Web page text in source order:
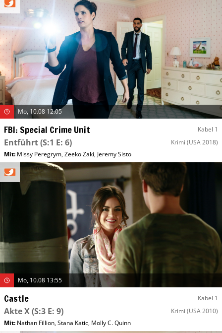
Mo, 10.08 12:05
FBI: Special Crime Unit Kabel 1
Entführt(S:1 E: 6) Krimi (USA 2018)
Mit: Missy Peregrym,Zeeko Zaki, Jeremy Sisto
Mo, 10.08 13:55
Castle Kabel 1
Akte X(S:3 E: 9) Krimi (USA 2010)
Mit: Nathan Fillion,Stana Katic, Molly C. Quinn